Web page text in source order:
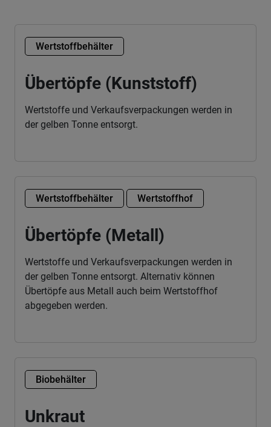
Wertstoffbehälter
Übertöpfe (Kunststoff)
Wertstoffe und Verkaufsverpackungen werden in
der gelben Tonne entsorgt.
Wertstoffbehälter Wertstoffhof
Übertöpfe (Metall)
Wertstoffe und Verkaufsverpackungen werden in
der gelben Tonne entsorgt. Alternativ können
Übertöpfe aus Metall auch beim Wertstoffhof
abgegeben werden.
Biobehälter
Unkraut